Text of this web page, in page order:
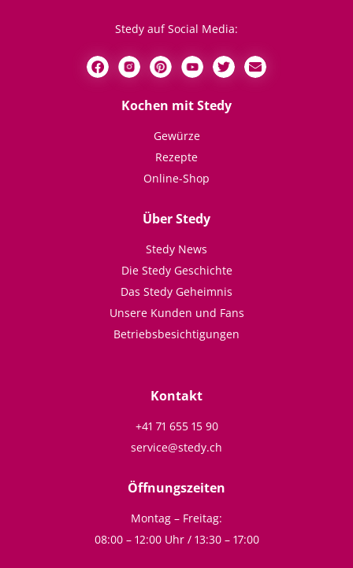
Stedy auf Social Media:
Kochen mit Stedy
Gewürze
Rezepte
Online-Shop
Über Stedy
Stedy News
Die Stedy Geschichte
Das Stedy Geheimnis
Unsere Kunden und Fans
Betriebsbesichtigungen
Kontakt
+41 71 655 15 90
service@stedy.ch
Öffnungszeiten
Montag – Freitag:
08:00 – 12:00 Uhr / 13:30 – 17:00